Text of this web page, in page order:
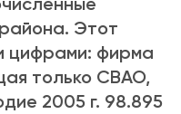
Этот
цифрами: фирма
только СВАО,
2005 г. 98.895